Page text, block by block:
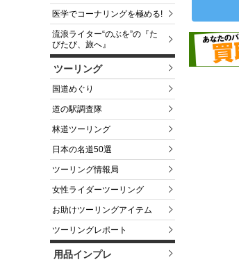
医学でコーナリングを極める!
流浪ライター“のぶを”の『た
びたび、旅へ』
ツーリング
国道めぐり
道の駅調査隊
林道ツーリング
日本の名道50選
ツーリング情報局
女性ライダーツーリング
お助けツーリングアイテム
ツーリングレポート
用品インプレ